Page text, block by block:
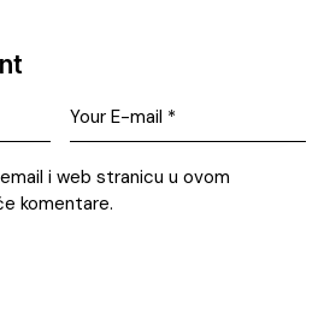
i web stranicu u ovom
komentare.